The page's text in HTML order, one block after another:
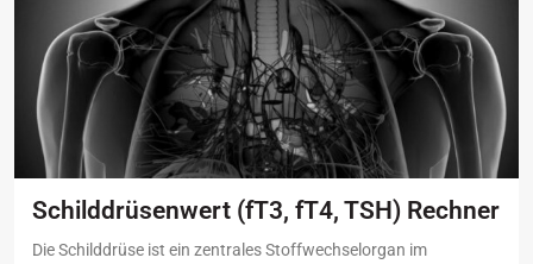
Schilddrüsenwert (fT3, fT4, TSH) Rechner
Die Schilddrüse ist ein zentrales Stoffwechselorgan im